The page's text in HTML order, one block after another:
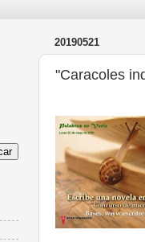
20190521
"Caracoles